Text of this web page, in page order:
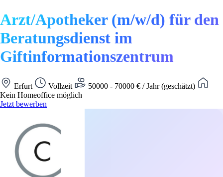
Arzt/Apotheker (m/w/d) für den
Beratungsdienst im
Giftinformationszentrum
Erfurt Vollzeit
50000 - 70000 € / Jahr (geschätzt)
Kein Homeoffice möglich
Jetzt bewerben